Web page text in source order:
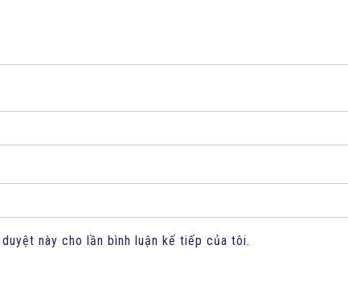
này cho lần bình luận kế tiếp của tôi.